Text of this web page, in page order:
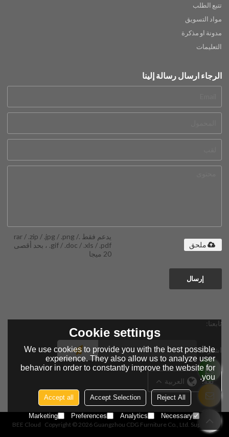
تتبع الطلب
مواد التسويق
مدونة او مذكرة
التعليمات
الرجاء ارسال رسالة إلينا
يدعم فقط .rar / .zip / .jpg / .png /
.gif / .doc / .xls / .pdf ، بحد أقصى
20 ميجا
ملحق
إرسال
تابعنا:
اشتراك
لغة: العربية
Copyright © 2026 Guangzhou CDG Furniture Co., Ltd. Support By
BEE Cloud
Cookie settings
We use cookies to provide you with the best possible
experience. They also allow us to analyze user
behavior in order to constantly improve the website for
you.
Reject All
Accept Selection
Accept all
Necessary
Analytics
Preferences
Marketing